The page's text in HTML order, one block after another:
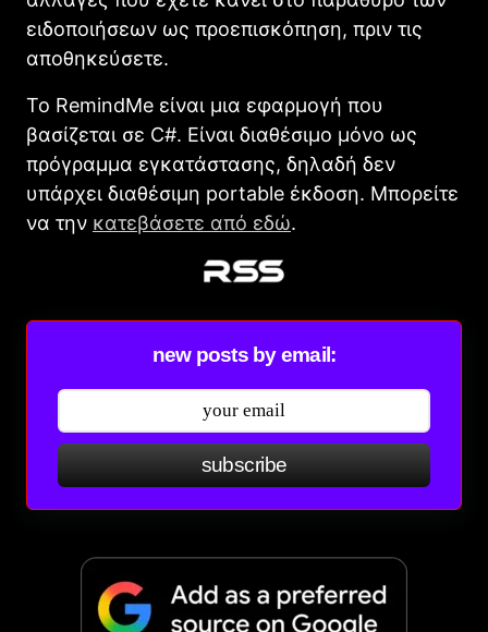
ειδοποιήσεων ως προεπισκόπηση, πριν τις
αποθηκεύσετε.
Το RemindMe είναι μια εφαρμογή που
βασίζεται σε C#. Είναι διαθέσιμο μόνο ως
πρόγραμμα εγκατάστασης, δηλαδή δεν
υπάρχει διαθέσιμη portable έκδοση. Μπορείτε
να την κατεβάσετε από εδώ.
new posts by email:
subscribe